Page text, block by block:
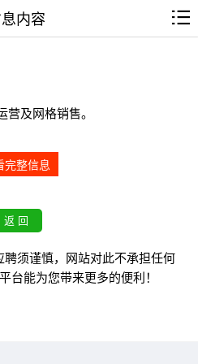
内容
及网格销售。
完整信息
须谨慎，网站对此不承担任何
台能为您带来更多的便利！